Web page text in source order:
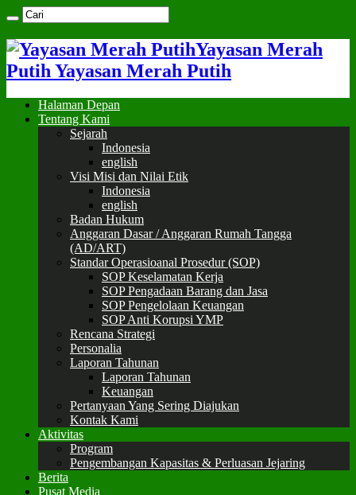
Yayasan Merah
Putih Yayasan Merah Putih
Halaman Depan
Tentang Kami
Sejarah
Indonesia
english
Visi Misi dan Nilai Etik
Indonesia
english
Badan Hukum
Anggaran Dasar / Anggaran Rumah Tangga
(AD/ART)
Standar Operasioanal Prosedur (SOP)
SOP Keselamatan Kerja
SOP Pengadaan Barang dan Jasa
SOP Pengelolaan Keuangan
SOP Anti Korupsi YMP
Rencana Strategi
Personalia
Laporan Tahunan
Laporan Tahunan
Keuangan
Pertanyaan Yang Sering Diajukan
Kontak Kami
Aktivitas
Program
Pengembangan Kapasitas & Perluasan Jejaring
Berita
Pusat Media